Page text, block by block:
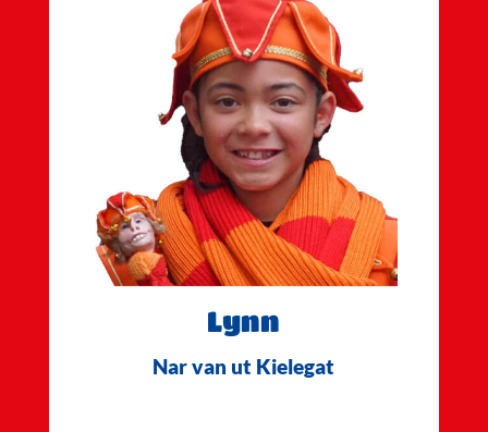
Lynn
Nar van ut Kielegat